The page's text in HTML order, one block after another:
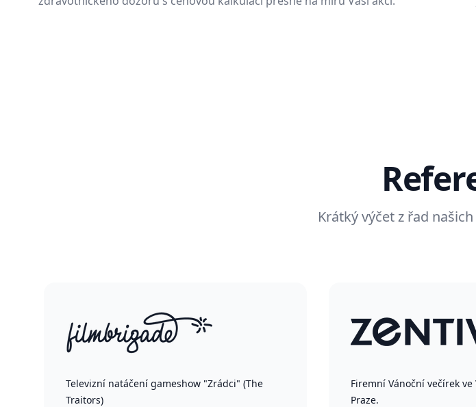
Krátký výčet z řad
Televizní natáčení gameshow "Zrádci" (The
Traitors)
Firemní Vánoční večírek
Praze.